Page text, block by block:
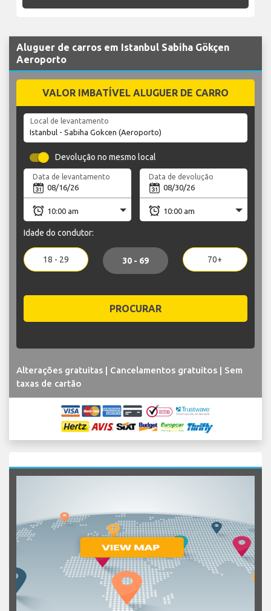
Aluguer de carros em Istanbul Sabiha Gökçen
Aeroporto
VALOR IMBATÍVEL ALUGUER DE CARRO
Local de levantamento
Devolução no mesmo local
Data de levantamento Data de devolução
Idade do condutor:
18 - 29 30 - 69 70+
PROCURAR
Alterações gratuitas | Cancelamentos gratuitos | Sem
taxas de cartão